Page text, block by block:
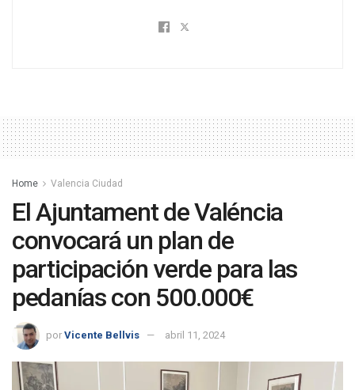
Home Valencia Ciudad
El Ajuntament de Valéncia
convocará un plan de
participación verde para las
pedanías con 500.000€
por Vicente Bellvis abril 11, 2024